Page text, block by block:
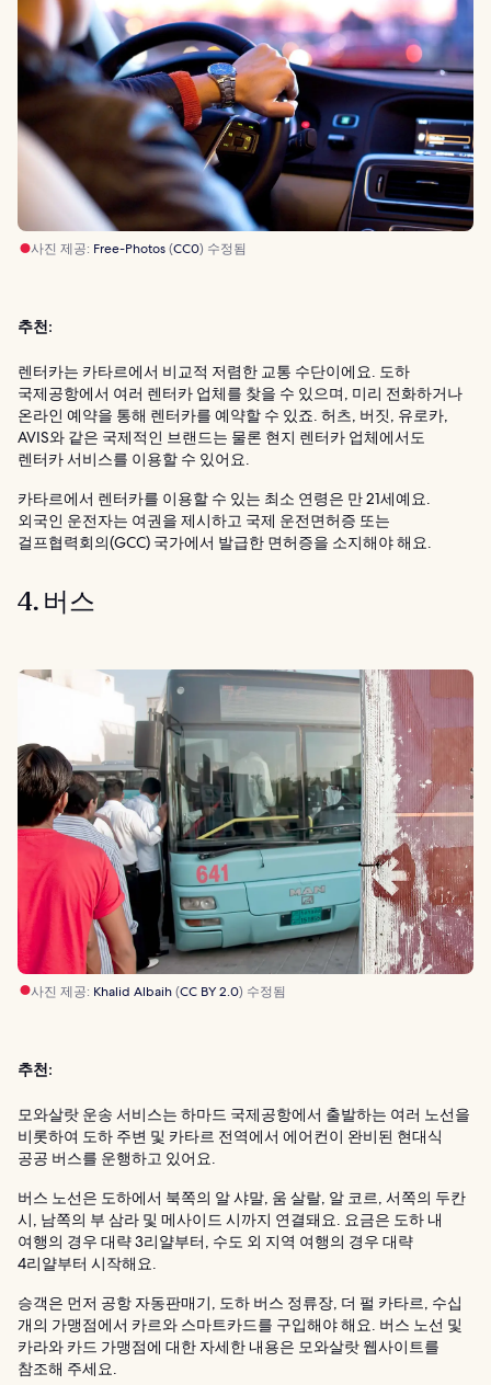
사진 제공: Free-Photos(CC0) 수정됨
추천:
렌터카는 카타르에서 비교적 저렴한 교통 수단이에요. 도하
국제공항에서 여러 렌터카 업체를 찾을 수 있으며, 미리 전화하거나
온라인 예약을 통해 렌터카를 예약할 수 있죠. 허츠, 버짓, 유로카,
AVIS와 같은 국제적인 브랜드는 물론 현지 렌터카 업체에서도
렌터카 서비스를 이용할 수 있어요.
카타르에서 렌터카를 이용할 수 있는 최소 연령은 만 21세예요.
외국인 운전자는 여권을 제시하고 국제 운전면허증 또는
걸프협력회의(GCC) 국가에서 발급한 면허증을 소지해야 해요.
4. 버스
사진 제공: Khalid Albaih(CC BY 2.0) 수정됨
추천:
모와살랏 운송 서비스는 하마드 국제공항에서 출발하는 여러 노선을
비롯하여 도하 주변 및 카타르 전역에서 에어컨이 완비된 현대식
공공 버스를 운행하고 있어요.
버스 노선은 도하에서 북쪽의 알 샤말, 움 살랄, 알 코르, 서쪽의 두칸
시, 남쪽의 부 삼라 및 메사이드 시까지 연결돼요. 요금은 도하 내
여행의 경우 대략 3리얄부터, 수도 외 지역 여행의 경우 대략
4리얄부터 시작해요.
승객은 먼저 공항 자동판매기, 도하 버스 정류장, 더 펄 카타르, 수십
개의 가맹점에서 카르와 스마트카드를 구입해야 해요. 버스 노선 및
카라와 카드 가맹점에 대한 자세한 내용은 모와살랏 웹사이트를
참조해 주세요.